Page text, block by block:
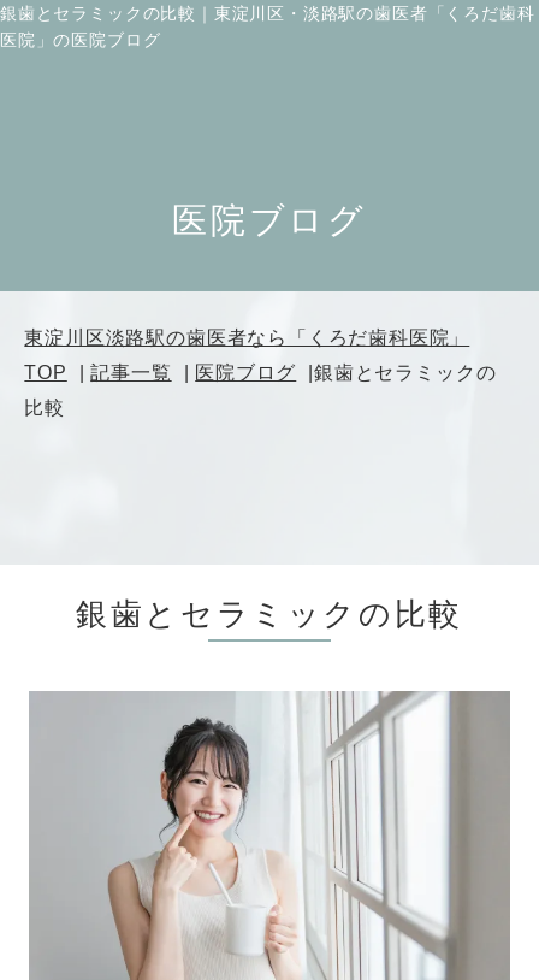
銀歯とセラミックの比較｜東淀川区・淡路駅の歯医者「くろだ歯科
医院」の医院ブログ
医院ブログ
東淀川区淡路駅の歯医者なら「くろだ歯科医院」
TOP
記事一覧 医院ブログ
銀歯とセラミックの
比較
銀歯とセラミックの比較